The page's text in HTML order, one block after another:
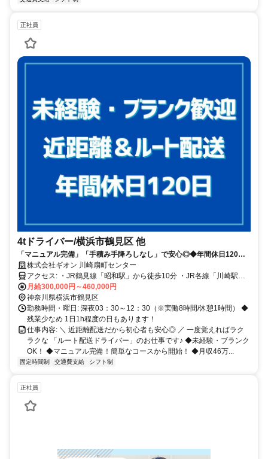
正社員
4tドライバー/横浜市鶴見区 他
「マニュアル完備」「手積み手降ろしなし」で安心◎◆年間休日120日
◆最高月収46万円可能◆賞与年2回
株式会社ギオン 川崎扇町センター
アクセス: ・JR鶴見線「昭和駅」から徒歩10分 ・JR各線「川崎駅」
から車で15分
月給300,000円～460,000円
神奈川県横浜市鶴見区
勤務時間・曜日: 深夜03：30～12：30（※実働8時間/休憩1時間） ◆
残業少なめ 1日1h程度の日もあります！
仕事内容: ＼ 近距離配送だから初心者も安心◎ ／ 一度覚えればラク
ラクな 「ルート配送ドライバー」のお仕事です♪ ◆未経験・ブランク
OK！ ◆マニュアル完備！簡単なコースから開始！ ◆月収46万...
固定時間制 交通費支給 シフト制
正社員